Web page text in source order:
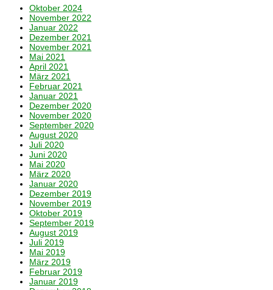
Oktober 2024
November 2022
Januar 2022
Dezember 2021
November 2021
Mai 2021
April 2021
März 2021
Februar 2021
Januar 2021
Dezember 2020
November 2020
September 2020
August 2020
Juli 2020
Juni 2020
Mai 2020
März 2020
Januar 2020
Dezember 2019
November 2019
Oktober 2019
September 2019
August 2019
Juli 2019
Mai 2019
März 2019
Februar 2019
Januar 2019